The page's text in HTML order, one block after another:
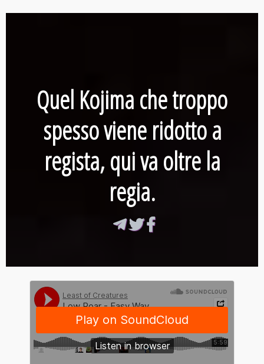
Quel Kojima che troppo
spesso viene ridotto a
regista, qui va oltre la
regia.